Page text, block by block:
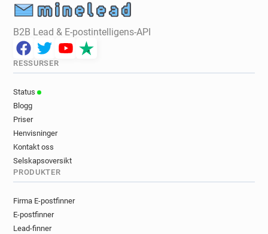
B2B Lead & E-postintelligens-API
RESSURSER
Status
Blogg
Priser
Henvisninger
Kontakt oss
Selskapsoversikt
PRODUKTER
Firma E-postfinner
E-postfinner
Lead-finner